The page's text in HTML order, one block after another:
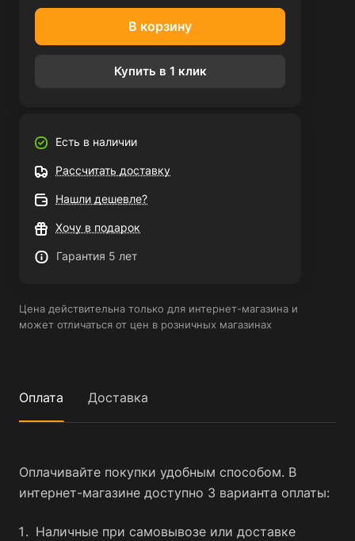
В корзину
Купить в 1 клик
Есть в наличии
Рассчитать доставку
Нашли дешевле?
Хочу в подарок
Гарантия 5 лет
Цена действительна только для интернет-магазина и
может отличаться от цен в розничных магазинах
Оплата Доставка
Оплачивайте покупки удобным способом. В
интернет-магазине доступно 3 варианта оплаты:
Наличные при самовывозе или доставке